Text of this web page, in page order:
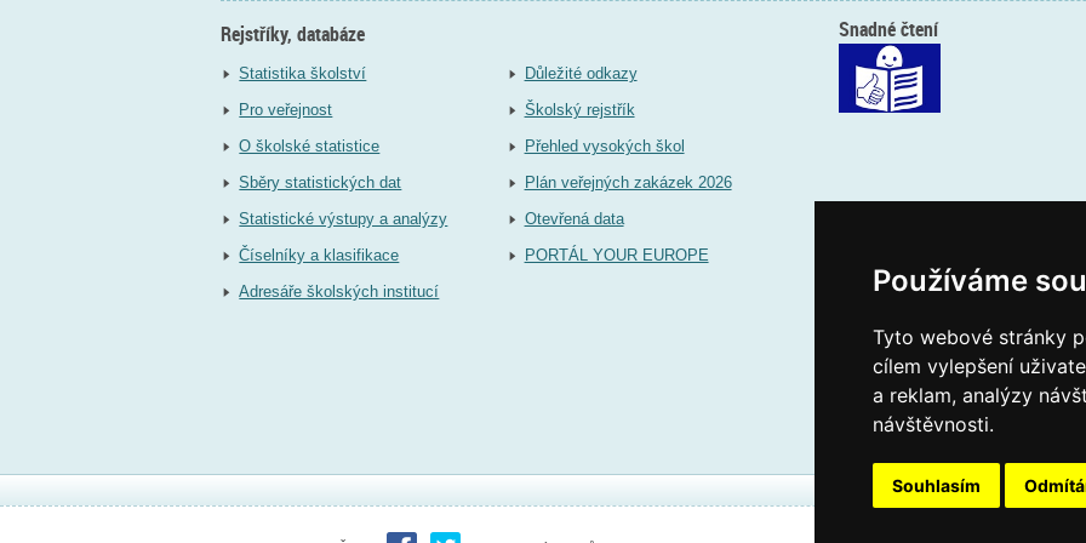
Používáme
Tyto webové stránky
cílem vylepšení
a reklam, analýzy
návštěvnosti.
Souhlasím
Rejstříky, databáze
Statistika školství
Pro veřejnost
O školské statistice
Sběry statistických dat
Statistické výstupy a analýzy
Číselníky a klasifikace
Adresáře školských institucí
Důležité odkazy
Školský rejstřík
Přehled vysokých škol
Plán veřejných zakázek 2026
Otevřená data
PORTÁL YOUR EUROPE
Snadné čtení